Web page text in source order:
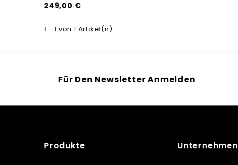
249,00 €
1 - 1 von 1 Artikel(n)
Für Den Newsletter Anmelden
Produkte Unternehmen